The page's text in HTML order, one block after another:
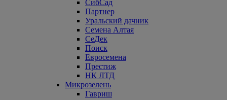
СибСад
Партнер
Уральский дачник
Семена Алтая
СеДек
Поиск
Евросемена
Престиж
НК ЛТД
Микрозелень
Гавриш